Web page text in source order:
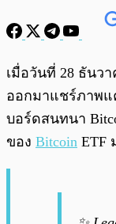
พร้อมเล่น
เมื่อวันที่ 28 ธันว
ออกมาแชร์ภาพแ
บอร์ดสนทนา
ของ Bitcoin ETF